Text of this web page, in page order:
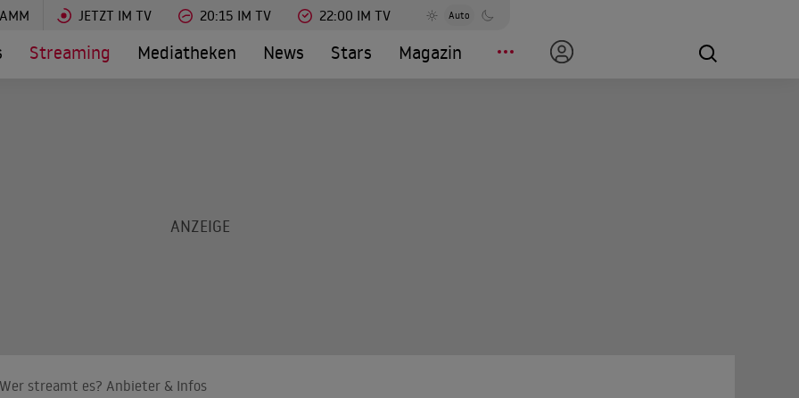
JETZT IM TV 20:15 IM TV 22:00 IM TV Auto
Streaming Mediatheken News Stars Magazin
streamt es? Anbieter & Infos